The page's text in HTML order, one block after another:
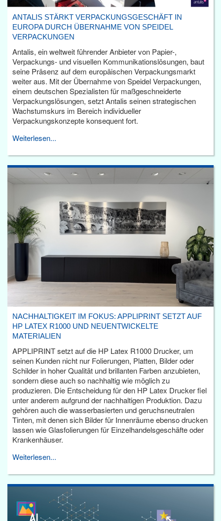
ANTALIS STÄRKT VERPACKUNGSGESCHÄFT IN
EUROPA DURCH ÜBERNAHME VON SPEIDEL
VERPACKUNGEN
Antalis, ein weltweit führender Anbieter von Papier-,
Verpackungs- und visuellen Kommunikationslösungen, baut
seine Präsenz auf dem europäischen Verpackungsmarkt
weiter aus. Mit der Übernahme von Speidel Verpackungen,
einem deutschen Spezialisten für maßgeschneiderte
Verpackungslösungen, setzt Antalis seinen strategischen
Wachstumskurs im Bereich individueller
Verpackungskonzepte konsequent fort.
Weiterlesen...
NACHHALTIGKEIT IM FOKUS: APPLIPRINT SETZT AUF
HP LATEX R1000 UND NEUENTWICKELTE
MATERIALIEN
APPLIPRINT setzt auf die HP Latex R1000 Drucker, um
seinen Kunden nicht nur Folierungen, Platten, Bilder oder
Schilder in hoher Qualität und brillanten Farben anzubieten,
sondern diese auch so nachhaltig wie möglich zu
produzieren. Die Entscheidung für den HP Latex Drucker fiel
unter anderem aufgrund der nachhaltigen Produktion. Dazu
gehören auch die wasserbasierten und geruchsneutralen
Tinten, mit denen sich Bilder für Innenräume ebenso drucken
lassen wie Glasfolierungen für Einzelhandelsgeschäfte oder
Krankenhäuser.
Weiterlesen...